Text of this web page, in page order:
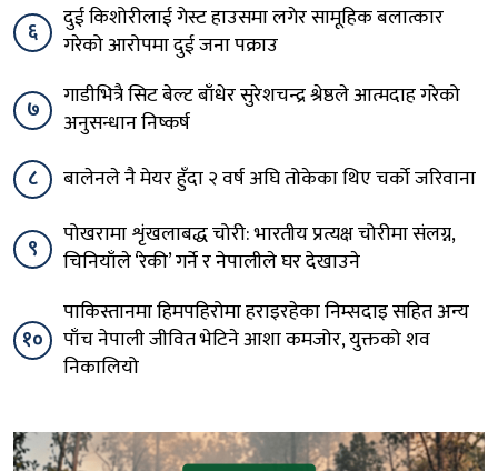
६
दुई किशोरीलाई गेस्ट हाउसमा लगेर सामूहिक बलात्कार
गरेको आरोपमा दुई जना पक्राउ
७
गाडीभित्रै सिट बेल्ट बाँधेर सुरेशचन्द्र श्रेष्ठले आत्मदाह गरेको
अनुसन्धान निष्कर्ष
८
बालेनले नै मेयर हुँदा २ वर्ष अघि तोकेका थिए चर्को जरिवाना
९
पोखरामा शृंखलाबद्ध चोरी: भारतीय प्रत्यक्ष चोरीमा संलग्न,
चिनियाँले ‘रेकी’ गर्ने र नेपालीले घर देखाउने
१०
पाकिस्तानमा हिमपहिरोमा हराइरहेका निम्सदाइ सहित अन्य
पाँच नेपाली जीवित भेटिने आशा कमजोर, युक्तको शव
निकालियो